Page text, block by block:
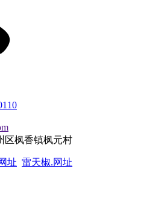
区枫香镇枫元村
址 雷天椒.网址